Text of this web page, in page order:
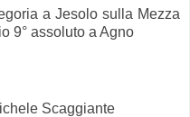
a Jesolo sulla Mezza
9° assoluto a Agno
Scaggiante